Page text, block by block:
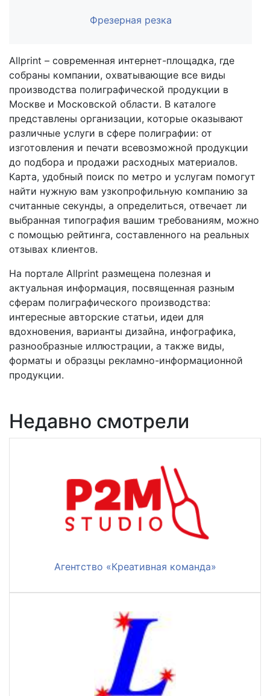
Фрезерная резка
Allprint – современная интернет-площадка, где
собраны компании, охватывающие все виды
производства полиграфической продукции в
Москве и Московской области. В каталоге
представлены организации, которые оказывают
различные услуги в сфере полиграфии: от
изготовления и печати всевозможной продукции
до подбора и продажи расходных материалов.
Карта, удобный поиск по метро и услугам помогут
найти нужную вам узкопрофильную компанию за
считанные секунды, а определиться, отвечает ли
выбранная типография вашим требованиям, можно
с помощью рейтинга, составленного на реальных
отзывах клиентов.
На портале Allprint размещена полезная и
актуальная информация, посвященная разным
сферам полиграфического производства:
интересные авторские статьи, идеи для
вдохновения, варианты дизайна, инфографика,
разнообразные иллюстрации, а также виды,
форматы и образцы рекламно-информационной
продукции.
Недавно смотрели
Агентство «Креативная команда»